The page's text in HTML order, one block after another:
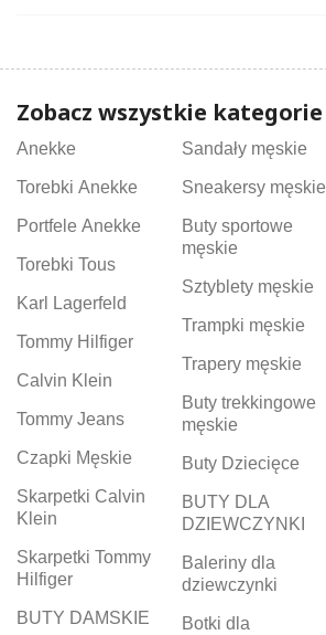
Zobacz wszystkie kategorie
Anekke
Torebki Anekke
Portfele Anekke
Torebki Tous
Karl Lagerfeld
Tommy Hilfiger
Calvin Klein
Tommy Jeans
Czapki Męskie
Skarpetki Calvin
Klein
Skarpetki Tommy
Hilfiger
BUTY DAMSKIE
Sandały męskie
Sneakersy męskie
Buty sportowe
męskie
Sztyblety męskie
Trampki męskie
Trapery męskie
Buty trekkingowe
męskie
Buty Dziecięce
BUTY DLA
DZIEWCZYNKI
Baleriny dla
dziewczynki
Botki dla